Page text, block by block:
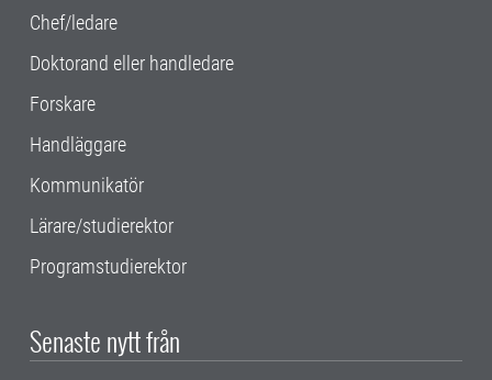
Chef/ledare
Doktorand eller handledare
Forskare
Handläggare
Kommunikatör
Lärare/studierektor
Programstudierektor
Senaste nytt från